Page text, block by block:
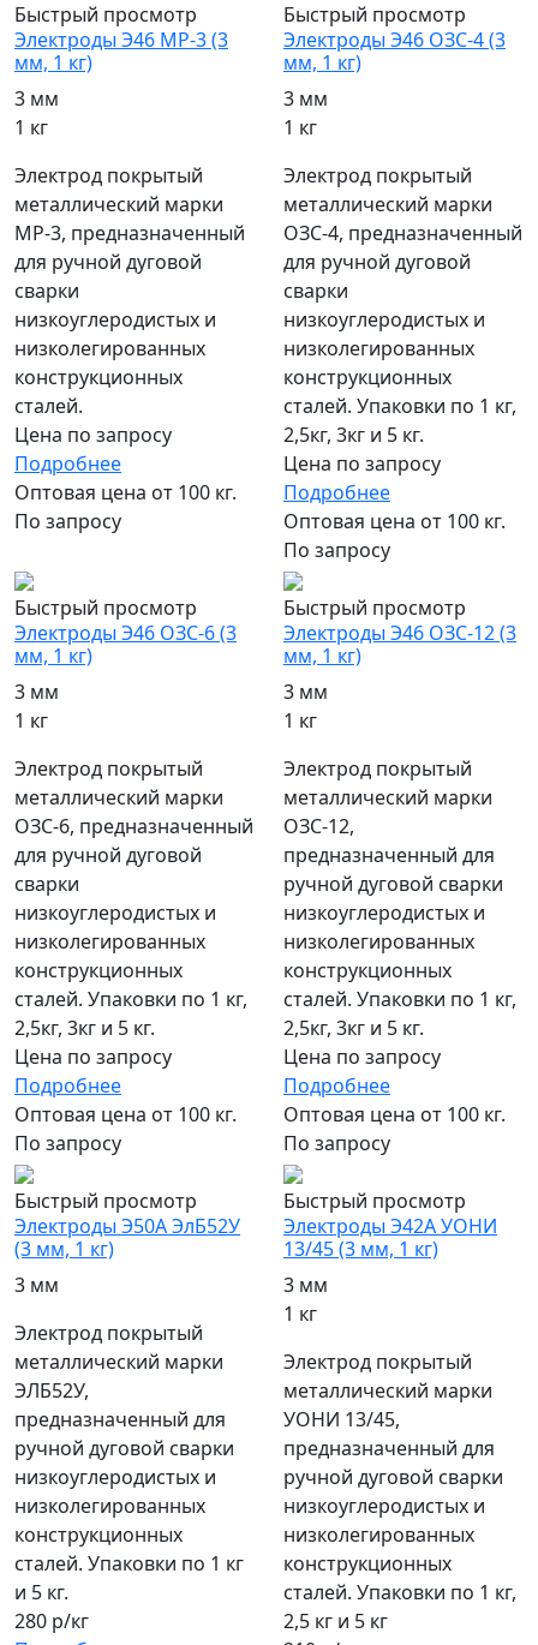
Быстрый просмотр
Электроды Э46 МР-3 (3
мм, 1 кг)
3 мм
1 кг
Электрод покрытый
металлический марки
МР-3, предназначенный
для ручной дуговой
сварки
низкоуглеродистых и
низколегированных
конструкционных
сталей.
Цена по запросу
Подробнее
Оптовая цена от 100 кг.
По запросу
Быстрый просмотр
Электроды Э46 ОЗС-4 (3
мм, 1 кг)
3 мм
1 кг
Электрод покрытый
металлический марки
ОЗС-4, предназначенный
для ручной дуговой
сварки
низкоуглеродистых и
низколегированных
конструкционных
сталей. Упаковки по 1 кг,
2,5кг, 3кг и 5 кг.
Цена по запросу
Подробнее
Оптовая цена от 100 кг.
По запросу
Быстрый просмотр
Электроды Э46 ОЗС-6 (3
мм, 1 кг)
3 мм
1 кг
Электрод покрытый
металлический марки
ОЗС-6, предназначенный
для ручной дуговой
сварки
низкоуглеродистых и
низколегированных
конструкционных
сталей. Упаковки по 1 кг,
2,5кг, 3кг и 5 кг.
Цена по запросу
Подробнее
Оптовая цена от 100 кг.
По запросу
Быстрый просмотр
Электроды Э46 ОЗС-12 (3
мм, 1 кг)
3 мм
1 кг
Электрод покрытый
металлический марки
ОЗС-12,
предназначенный для
ручной дуговой сварки
низкоуглеродистых и
низколегированных
конструкционных
сталей. Упаковки по 1 кг,
2,5кг, 3кг и 5 кг.
Цена по запросу
Подробнее
Оптовая цена от 100 кг.
По запросу
Быстрый просмотр
Электроды Э50А ЭлБ52У
(3 мм, 1 кг)
3 мм
Электрод покрытый
металлический марки
ЭЛБ52У,
предназначенный для
ручной дуговой сварки
низкоуглеродистых и
низколегированных
конструкционных
сталей. Упаковки по 1 кг
и 5 кг.
280 р/кг
Быстрый просмотр
Электроды Э42А УОНИ
13/45 (3 мм, 1 кг)
3 мм
1 кг
Электрод покрытый
металлический марки
УОНИ 13/45,
предназначенный для
ручной дуговой сварки
низкоуглеродистых и
низколегированных
конструкционных
сталей. Упаковки по 1 кг,
2,5 кг и 5 кг